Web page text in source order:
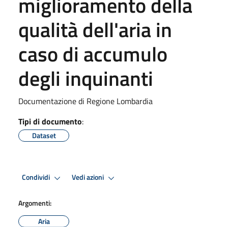
qualità dell'aria in
caso di accumulo
degli inquinanti
Documentazione di Regione Lombardia
Tipi di documento:
Dataset
Condividi Vedi azioni
Argomenti:
Aria